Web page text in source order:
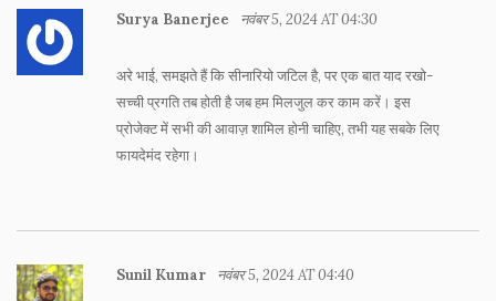
Surya Banerjee नवंबर 5, 2024 AT 04:30
अरे भाई, समझते हैं कि सीनारियो जटिल है, पर एक बात याद रखो-
सच्ची प्रगति तब होती है जब हम मिलजुल कर काम करें। इस
प्रोजेक्ट में सभी की आवाज़ शामिल होनी चाहिए, तभी यह सबके लिए
फायदेमंद रहेगा।
Sunil Kumar नवंबर 5, 2024 AT 04:40